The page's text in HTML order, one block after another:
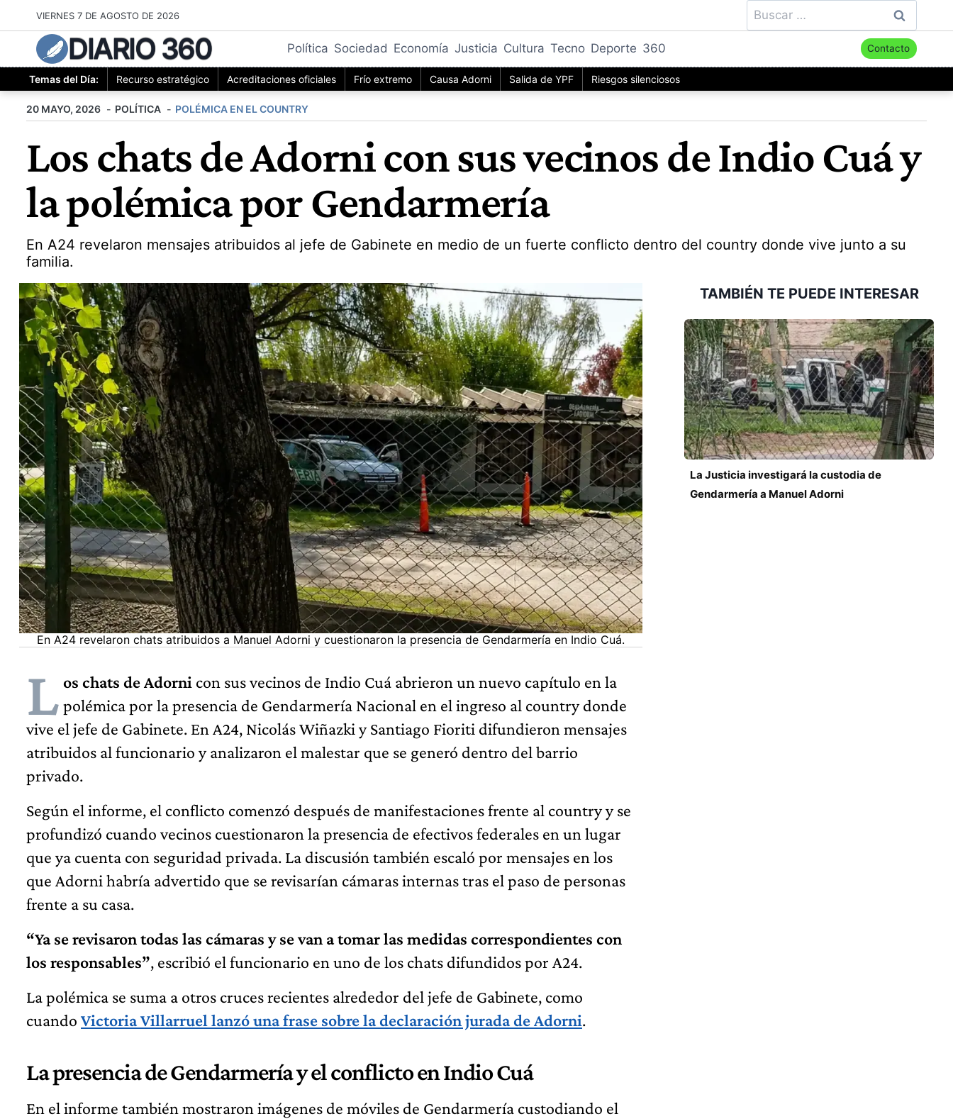
al
contenido
VIERNES 7 DE AGOSTO DE 2026 Buscar:
DIARIO 360 Política Sociedad Economía Justicia Cultura Tecno Deporte 360 Contacto
Temas del Día: Recurso estratégico Acreditaciones oficiales Frío extremo Causa Adorni Salida de YPF Riesgos silenciosos
20 MAYO, 2026 POLÍTICA POLÉMICA EN EL COUNTRY
Los chats de Adorni con sus vecinos de Indio Cuá y
la polémica por Gendarmería
En A24 revelaron mensajes atribuidos al jefe de Gabinete en medio de un fuerte conflicto dentro del country donde vive junto a su
familia.
En A24 revelaron chats atribuidos a Manuel Adorni y cuestionaron la presencia de Gendarmería en Indio Cuá.
L os chats de Adorni con sus vecinos de Indio Cuá abrieron un nuevo capítulo en la
polémica por la presencia de Gendarmería Nacional en el ingreso al country donde
vive el jefe de Gabinete. En A24, Nicolás Wiñazki y Santiago Fioriti difundieron mensajes
atribuidos al funcionario y analizaron el malestar que se generó dentro del barrio
privado.
Según el informe, el conflicto comenzó después de manifestaciones frente al country y se
profundizó cuando vecinos cuestionaron la presencia de efectivos federales en un lugar
que ya cuenta con seguridad privada. La discusión también escaló por mensajes en los
que Adorni habría advertido que se revisarían cámaras internas tras el paso de personas
frente a su casa.
“Ya se revisaron todas las cámaras y se van a tomar las medidas correspondientes con
los responsables”, escribió el funcionario en uno de los chats difundidos por A24.
La polémica se suma a otros cruces recientes alrededor del jefe de Gabinete, como
cuando Victoria Villarruel lanzó una frase sobre la declaración jurada de Adorni.
La presencia de Gendarmería y el conflicto en Indio Cuá
En el informe también mostraron imágenes de móviles de Gendarmería custodiando el
TAMBIÉN TE PUEDE INTERESAR
La Justicia investigará la custodia de
Gendarmería a Manuel Adorni